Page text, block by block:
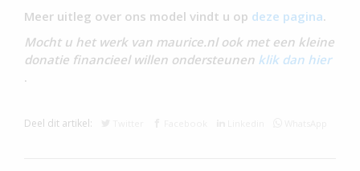
Meer uitleg over ons model vindt u op deze pagina.
Mocht u het werk van maurice.nl ook met een kleine
donatie financieel willen ondersteunen klik dan hier
.
Deel dit artikel: